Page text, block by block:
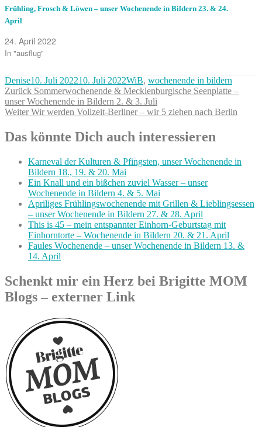
Frühling, Frosch & Löwen – unser Wochenende in Bildern 23. & 24.
April
24. April 2022
In "ausflug"
Autor
DeniseVeröffentlicht
am
10. Juli 202210. Juli 2022Kategorien
WiB, wochenende in bildern
Beitragsnavigation
Zurück Vorheriger
Beitrag:
Sommerwochenende & Mecklenburgische Seenplatte –
unser Wochenende in Bildern 2. & 3. Juli
Weiter Nächster
Wir werden Vollzeit-Berliner – wir 5 ziehen nach Berlin
Das könnte Dich auch interessieren
Karneval der Kulturen & Pfingsten, unser Wochenende in
Bildern 18., 19. & 20. Mai
Ein Knall und ein bißchen zuviel Wasser – unser
Wochenende in Bildern 4. & 5. Mai
Apriliges Frühlingswochenende mit Grillen & Lieblingsessen
– unser Wochenende in Bildern 27. & 28. April
This is 45 – mein entspannter Einhorn-Geburtstag mit
Einhorntorte – Wochenende in Bildern 20. & 21. April
Faules Wochenende – unser Wochenende in Bildern 13. &
14. April
Schenkt mir ein Herz bei Brigitte MOM
Blogs – externer Link